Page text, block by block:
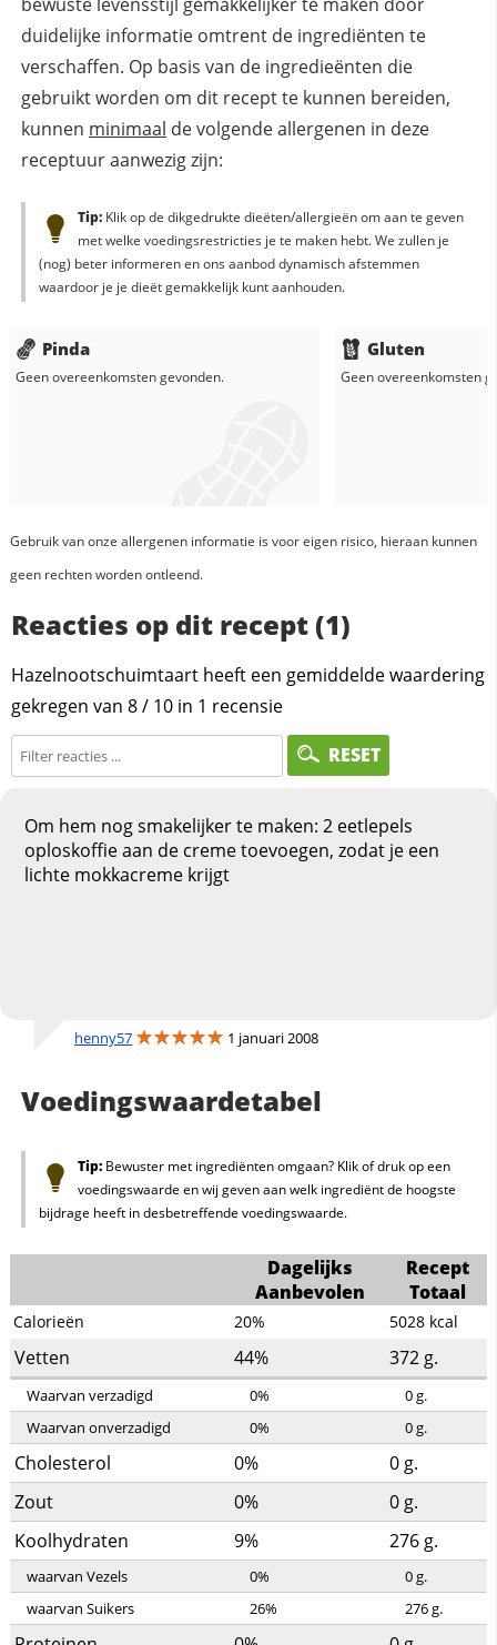
duidelijke informatie omtrent de ingrediënten te
verschaffen. Op basis van de ingredieënten die
gebruikt worden om dit recept te kunnen bereiden,
kunnen minimaal de volgende allergenen in deze
receptuur aanwezig zijn:
Tip:Klik op de dikgedrukte dieëten/allergieën om aan te geven
met welke voedingsrestricties je te maken hebt. We zullen je
(nog) beter informeren en ons aanbod dynamisch afstemmen
waardoor je je dieët gemakkelijk kunt aanhouden.
Pinda
Geen overeenkomsten gevonden.
Gluten
Geen overeenkomsten
Gebruik van onze allergenen informatie is voor eigen risico, hieraan kunnen
geen rechten worden ontleend.
Reacties op dit recept (1)
Hazelnootschuimtaart heeft een gemiddelde waardering
gekregen van 8/ 10 in 1 recensie
RESET
Om hem nog smakelijker te maken: 2 eetlepels
oploskoffie aan de creme toevoegen, zodat je een
lichte mokkacreme krijgt
henny57 1 januari 2008
Voedingswaardetabel
Tip:Bewuster met ingrediënten omgaan? Klik of druk op een
voedingswaarde en wij geven aan welk ingrediënt de hoogste
bijdrage heeft in desbetreffende voedingswaarde.
Dagelijks
Aanbevolen
Recept
Totaal
Calorieën 20% 5028 kcal
Vetten 44% 372 g.
Waarvan verzadigd 0% 0g.
Waarvan onverzadigd
0% 0g.
Cholesterol 0% 0 g.
Zout
0% 0 g.
Koolhydraten
9% 276 g.
waarvan Vezels 0% 0g.
waarvan Suikers
26% 276g.